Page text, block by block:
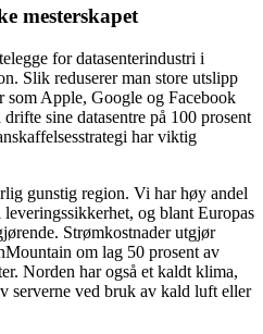
mesterskapet
for datasenterindustri i
Slik reduserer man store utslipp
som Apple, Google og Facebook
sine datasentre på 100 prosent
har viktig
gunstig region. Vi har høy andel
og blant Europas
Strømkostnader utgjør
om lag 50 prosent av
Norden har også et kaldt klima,
serverne ved bruk av kald luft eller